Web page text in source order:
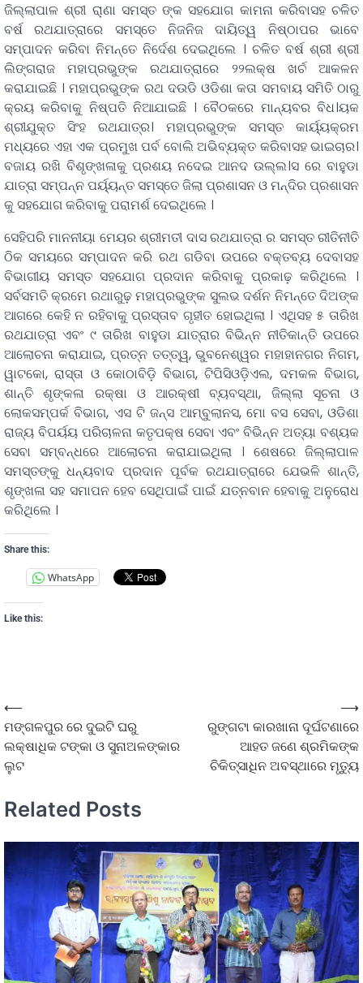
ଜିଲ୍ଲାପାଳ ଶ୍ରୀ ରା଼ଣା ସମସ୍ତ ଙ୍କ ସହଯୋଗ କାମନା କରିବାସହ ଚଳିତ
ବର୍ଷ ରଥଯାତ୍ରାରେ ସମସ୍ତେ ନିଜନିଜ ଦାୟିତ୍ୱ ନିଷ୍ଠାପର ଭାବେ
ସମ୍ପାଦନ କରିବା ନିମନ୍ତେ ନିର୍ଦେଶ ଦେଇଥିଲେ । ଚଳିତ ବର୍ଷ ଶ୍ରୀ ଶ୍ରୀ
ଲିଙ୍ଗରାଜ ମହାପ୍ରଭୁଙ୍କ ରଥଯାତ୍ରାରେ ୨୨ଲକ୍ଷ ଖର୍ଚ ଆକଳନ
କରାଯାଇଛି । ମହାପ୍ରଭୁଙ୍କ ରଥ ଦଉଡି ଓଡିଶା କତା ସମବାୟ ସମିତି ଠାରୁ
କ୍ରୟ କରିବାକୁ ନିଷ୍ପତି ନିଆଯାଇଛି । ବୈଠକରେ ମାନ୍ୟବର ବିଧ।ୟକ
ଶ୍ରୀଯୁକ୍ତ ସିଂହ ରଥଯାତ୍ର। ମହାପ୍ରଭୁଙ୍କ ସମସ୍ତ କାର୍ୟ୍ୟକ୍ରମ
ମଧ୍ୟରେ ଏହା ଏକ ପ୍ରମୁଖ ପର୍ବ ବୋଲି ଅଭିବ୍ୟକ୍ତ କରିବାସହ ଭାଇଚାର।
ବଜାୟ ରଖି ବିଶୃଙ୍ଖଳାକୁ ପ୍ରଶୟ ନଦେଇ ଆନଦ ଉଲ୍ଲ।ସ ରେ ବାହୁଡା
ଯାତ୍ରା ସମ୍ପନ୍ନ ପର୍ୟ୍ୟନ୍ତ ସମସ୍ତେ ଜିଲା ପ୍ରଶାସନ ଓ ମନ୍ଦିର ପ୍ରଶାସନ
କୁ ସହଯୋଗ କରିବାକୁ ପରାମର୍ଶ ଦେଇଥିଲେ ।
ସେହିପରି ମାନନୀୟା ମେୟର ଶ୍ରୀମତୀ ଦାସ ରଥଯାତ୍ରା ର ସମସ୍ତ ରୀତିନୀତି
ଠିକ ସମୟରେ ସମ୍ପାଦନ କରି ରଥ ଗଡିବା ଉପରେ ବକ୍ତବ୍ୟ ଦେବାସହ
ବିଭାଗୀୟ ସମସ୍ତ ସହଯୋଗ ପ୍ରଦାନ କରିବାକୁ ପ୍ରକାଢ଼ କରିଥିଲେ ।
ସର୍ବସମତି କ୍ରମେ ରଥାରୁଢ଼ ମହାପ୍ରଭୁଙ୍କ ସୁଲଭ ଦର୍ଶନ ନିମନ୍ତେ ଦିଅଙ୍କ
ଆଗରେ କେହି ନ ରହିବାକୁ ପ୍ରସ୍ତାବ ଗୃହୀତ ହୋଇଥିଲା । ଏଥିସହ ୫ ତାରିଖ
ରଥଯାତ୍ରା ଏବଂ ୯ ତାରିଖ ବାହୁଡା ଯାତ୍ରାର ବିଭିନ୍ନ ନୀତିକାନ୍ତି ଉପରେ
ଆଲୋଚନା କରାଯାଇ, ପ୍ରତ୍ନ ତତ୍ତ୍ୱ, ଭୁବନେଶ୍ୱର ମହାହାନଗର ନିଗମ,
ୱାଟକୋ, ରାସ୍ତା ଓ କୋଠାବିଡ଼ି ବିଭାଗ, ଟିପିସିଓଡ଼ିଏଲ, ଦମକଳ ବିଭାଗ,
ଶାନ୍ତି ଶୃଙ୍କଳା ରକ୍ଷା ଓ ଆରକ୍ଷୀ ବ୍ୟବସ୍ଥା, ଜିଲ୍ଲା ସୂଚନା ଓ
ଲୋକସମ୍ପର୍କ ବିଭାଗ, ଏସ ଟି ଜନ୍ସ ଆମ୍ବୁଲାନସ, ମୋ ବସ ସେବା, ଓଡିଶା
ରାଜ୍ୟ ବିପର୍ୟୟ ପରିଚାଳନା କତୃପକ୍ଷ ସେବା ଏବଂ ବିଭିନ୍ନ ଅତ୍ୟା ବଶ୍ୟକ
ସେବା ସମ୍ବନ୍ଧରେ ଆଲୋଚନା କରାଯାଇଥିଲା । ଶେଷରେ ଜିଲ୍ଲାପାଳ
ସମସ୍ତଙ୍କୁ ଧନ୍ୟବାଦ ପ୍ରଦାନ ପୂର୍ବକ ରଥଯାତ୍ରାରେ ଯେଭଳି ଶାନ୍ତି,
ଶୃଙ୍ଖଳା ସହ ସମାପନ ହେବ ସେଥିପାଇଁ ପାଇଁ ଯତ୍ନବାନ ହେବାକୁ ଅନୁରୋଧ
କରିଥିଲେ ।
Share this:
WhatsApp
Like this:
⟵
ମଙ୍ଗଳପୁର ରେ ଦୁଇଟି ଘରୁ
ଲକ୍ଷାଧିକ ଟଙ୍କା ଓ ସୁନାଅଳଙ୍କାର
ଲୁଟ
ରୁଙ୍ଗଟା କାରଖାନା ଦୂର୍ଘଟଣାରେ
ଆହତ ଜଣେ ଶ୍ରମିକଙ୍କ
ଚିକିତ୍ସାଧିନ ଅବସ୍ଥାରେ ମୃତ୍ୟୁ
⟶
Related Posts